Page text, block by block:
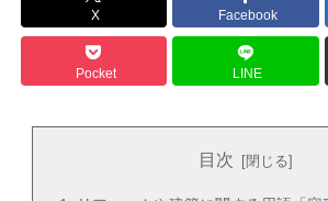
X Facebook
Pocket LINE
目次